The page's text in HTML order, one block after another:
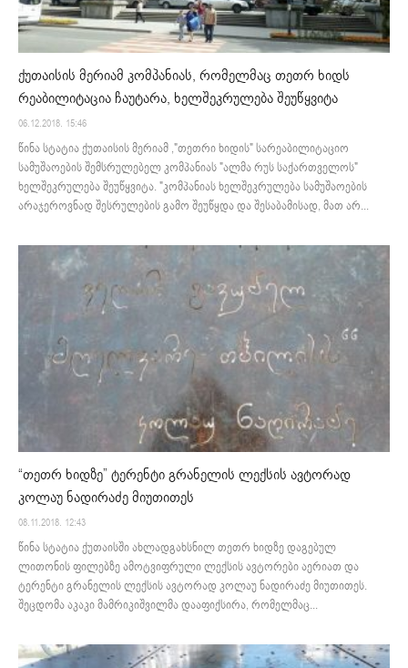
ქუთაისის მერიამ კომპანიას, რომელმაც თეთრ ხიდს
რეაბილიტაცია ჩაუტარა, ხელშეკრულება შეუწყვიტა
06.12.2018. 15:46
წინა სტატია ქუთაისის მერიამ ,"თეთრი ხიდის" სარეაბილიტაციო
სამუშაოების შემსრულებელ კომპანიას "ალმა რუს საქართველოს"
ხელშეკრულება შეუწყვიტა. "კომპანიას ხელშეკრულება სამუშაოების
არაჯეროვნად შესრულების გამო შეუწყდა და შესაბამისად, მათ არ...
“თეთრ ხიდზე” ტერენტი გრანელის ლექსის ავტორად
კოლაუ ნადირაძე მიუთითეს
08.11.2018. 12:43
წინა სტატია ქუთაისში ახლადგახსნილ თეთრ ხიდზე დაგებულ
ლითონის ფილებზე ამოტვიფრული ლექსის ავტორები აერიათ და
ტერენტი გრანელის ლექსის ავტორად კოლაუ ნადირაძე მიუთითეს.
შეცდომა აკაკი მამრიკიშვილმა დააფიქსირა, რომელმაც...